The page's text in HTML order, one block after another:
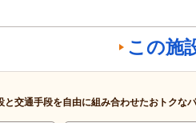
この施
と交通手段を自由に組み合わせたおトクな